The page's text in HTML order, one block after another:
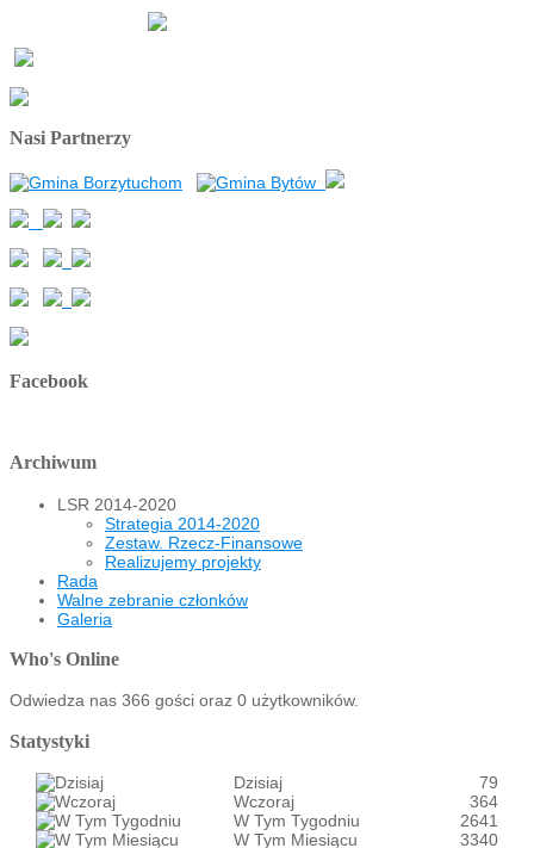
Nasi Partnerzy
Facebook
Archiwum
LSR 2014-2020
Strategia 2014-2020
Zestaw. Rzecz-Finansowe
Realizujemy projekty
Rada
Walne zebranie członków
Galeria
Who's Online
Odwiedza nas 366 gości oraz 0 użytkowników.
Statystyki
Dzisiaj
79
Wczoraj
364
W Tym Tygodniu
2641
W Tym Miesiącu
3340